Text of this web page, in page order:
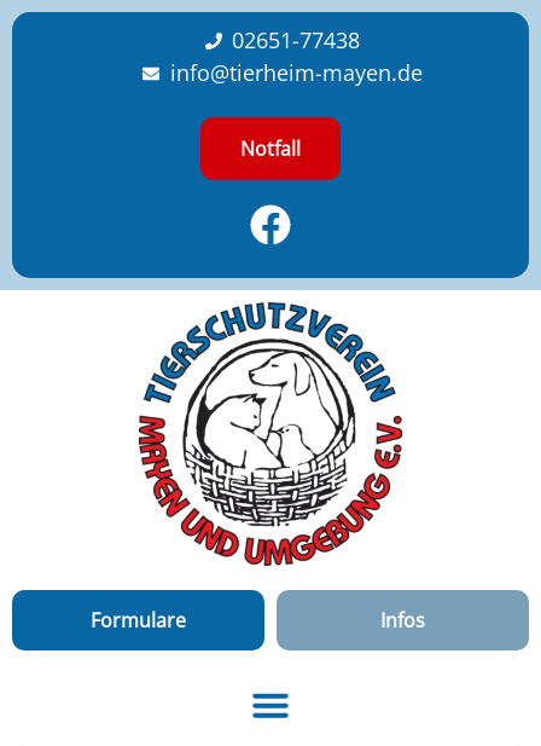
content
02651-77438
info@tierheim-mayen.de
Notfall
Formulare Infos